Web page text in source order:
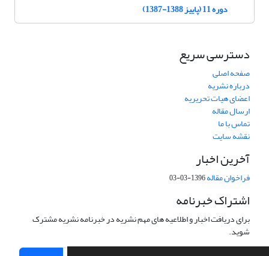
دوره 11 (پاییز 1388-1387)
دسترسی سریع
صفحه اصلی
درباره نشریه
اعضای هیات تحریریه
ارسال مقاله
تماس با ما
نقشه سایت
آخرین اخبار
فراخوان مقاله1396-03-03
اشتراک خبرنامه
برای دریافت اخبار و اطلاعیه های مهم نشریه در خبرنامه نشریه مشترک
شوید.